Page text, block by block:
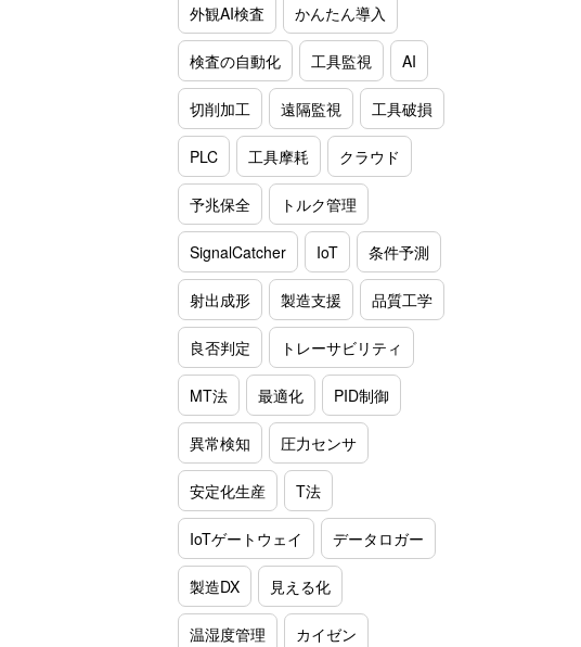
外観AI検査 かんたん導入
検査の自動化 工具監視 AI
切削加工 遠隔監視 工具破損
PLC 工具摩耗 クラウド
予兆保全 トルク管理
SignalCatcher IoT 条件予測
射出成形 製造支援 品質工学
良否判定 トレーサビリティ
MT法 最適化 PID制御
異常検知 圧力センサ
安定化生産 T法
IoTゲートウェイ データロガー
製造DX 見える化
温湿度管理 カイゼン